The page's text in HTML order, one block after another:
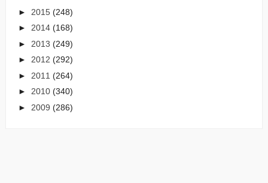
► 2015 (248)
► 2014 (168)
► 2013 (249)
► 2012 (292)
► 2011 (264)
► 2010 (340)
► 2009 (286)